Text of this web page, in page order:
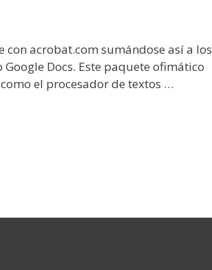
acrobat.com sumándose así a los
Docs. Este paquete ofimático
el procesador de textos …